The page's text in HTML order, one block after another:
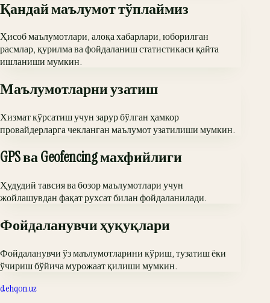
Қандай маълумот тўплаймиз
Ҳисоб маълумотлари, алоқа хабарлари, юборилган
расмлар, қурилма ва фойдаланиш статистикаси қайта
ишланиши мумкин.
Маълумотларни узатиш
Хизмат кўрсатиш учун зарур бўлган ҳамкор
провайдерларга чекланган маълумот узатилиши мумкин.
GPS ва Geofencing махфийлиги
Ҳудудий тавсия ва бозор маълумотлари учун
жойлашувдан фақат рухсат билан фойдаланилади.
Фойдаланувчи ҳуқуқлари
Фойдаланувчи ўз маълумотларини кўриш, тузатиш ёки
ўчириш бўйича мурожаат қилиши мумкин.
dehqon.uz